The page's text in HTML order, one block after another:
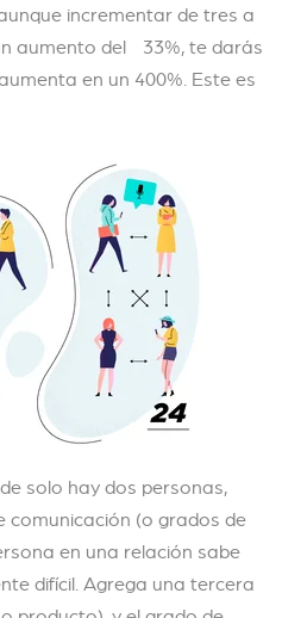
incrementar de tres a
aumento del 33%, te darás
en un 400%. Este es
solo hay dos personas,
comunicación (o grados de
en una relación sabe
difícil. Agrega una tercera